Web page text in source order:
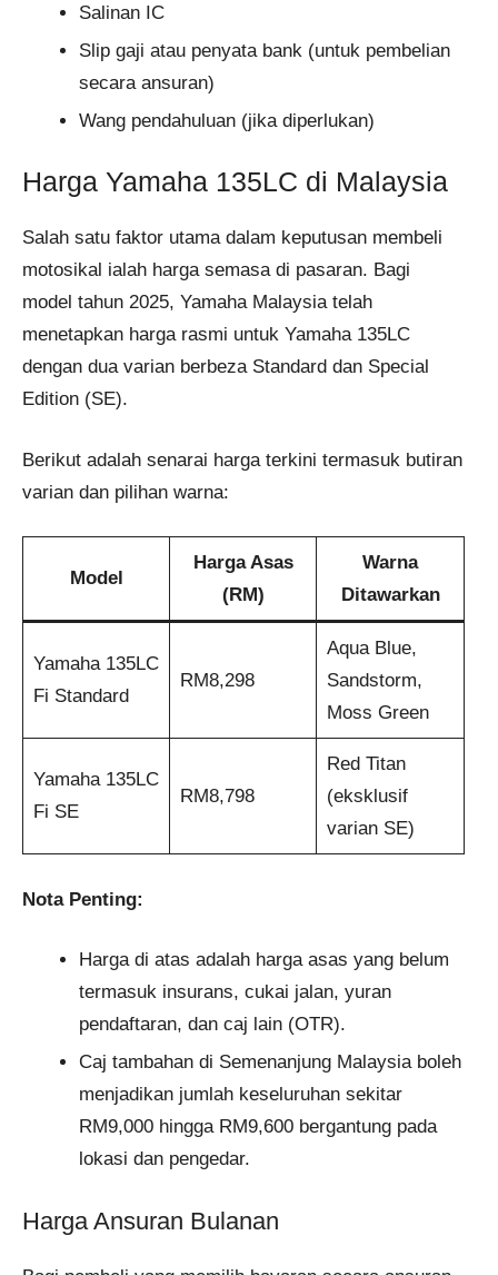
Salinan IC
Slip gaji atau penyata bank (untuk pembelian
secara ansuran)
Wang pendahuluan (jika diperlukan)
Harga Yamaha 135LC di Malaysia
Salah satu faktor utama dalam keputusan membeli
motosikal ialah harga semasa di pasaran. Bagi
model tahun 2025, Yamaha Malaysia telah
menetapkan harga rasmi untuk Yamaha 135LC
dengan dua varian berbeza Standard dan Special
Edition (SE).
Berikut adalah senarai harga terkini termasuk butiran
varian dan pilihan warna:
Model
Harga Asas
(RM)
Warna
Ditawarkan
Yamaha 135LC
Fi Standard
RM8,298
Aqua Blue,
Sandstorm,
Moss Green
Yamaha 135LC
Fi SE
RM8,798
Red Titan
(eksklusif
varian SE)
Nota Penting:
Harga di atas adalah harga asas yang belum
termasuk insurans, cukai jalan, yuran
pendaftaran, dan caj lain (OTR).
Caj tambahan di Semenanjung Malaysia boleh
menjadikan jumlah keseluruhan sekitar
RM9,000 hingga RM9,600 bergantung pada
lokasi dan pengedar.
Harga Ansuran Bulanan